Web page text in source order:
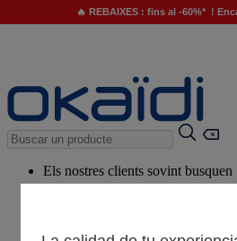
🔥 REBAIXES : fins al -60%* !
Els nostres clients sovint busquen
El nostre consell